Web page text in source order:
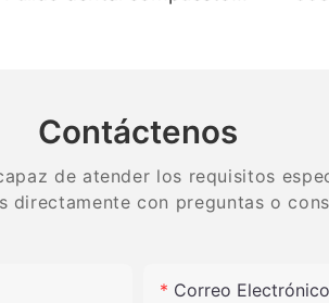
Contáctenos
de atender los requisitos
directamente con preguntas o
Correo Electrónico